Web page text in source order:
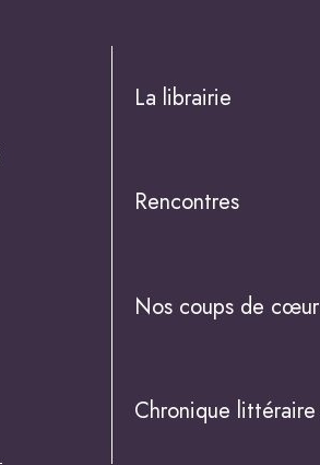
La librairie
Rencontres
Nos coups de cœur
Chronique littéraire